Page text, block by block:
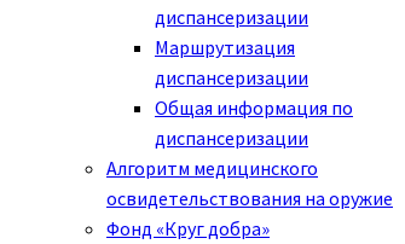
диспансеризации
Маршрутизация
диспансеризации
Общая информация по
диспансеризации
Алгоритм медицинского
освидетельствования на оружие
Фонд «Круг добра»